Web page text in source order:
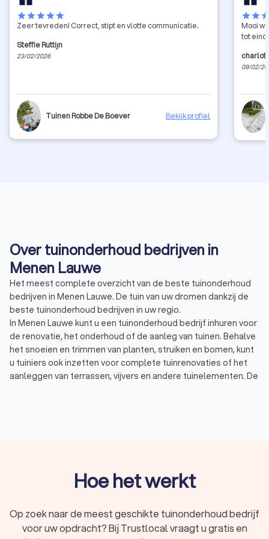
starstarstarstarstar
Zeer tevreden! Correct, stipt en vlotte communicatie.
Steffie Ruttijn
23/02/2026
Tuinen Robbe De Boever Bekijk profiel
starstar
Mooi
tot
09/02/
Over tuinonderhoud bedrijven in
Menen Lauwe
Het meest complete overzicht van de beste tuinonderhoud
bedrijven in Menen Lauwe. De tuin van uw dromen dankzij de
beste tuinonderhoud bedrijven in uw regio.
In Menen Lauwe kunt u een tuinonderhoud bedrijf inhuren voor
de renovatie, het onderhoud of de aanleg van tuinen. Behalve
het snoeien en trimmen van planten, struiken en bomen, kunt
u tuiniers ook inzetten voor complete tuinrenovaties of het
aanleggen van terrassen, vijvers en andere tuinelementen. De
Tuinrenovatie: Bij een tuinrenovatie haalt de
zijn door nieuwe beplanting of bestrating aan te leggen,
maar ook ingrijpend waarbij de gehele tuin vernieuwd
Hoe het werkt
Op zoek naar de meest geschikte tuinonderhoud bedrijf
voor uw opdracht? Bij Trustlocal vraagt u gratis en